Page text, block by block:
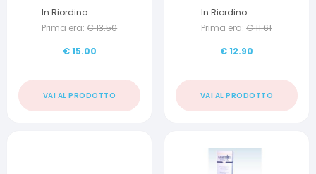
In Riordino
Prima era: €13.50
€15.00
VAI AL PRODOTTO
In Riordino
Prima era: €11.61
€12.90
VAI AL PRODOTTO